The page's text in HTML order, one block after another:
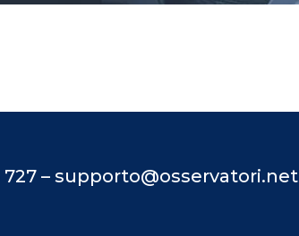
– supporto@osservatori.net